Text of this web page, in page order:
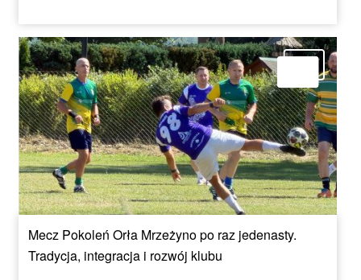
Mecz Pokoleń Orła Mrzeżyno po raz jedenasty.
Tradycja, integracja i rozwój klubu